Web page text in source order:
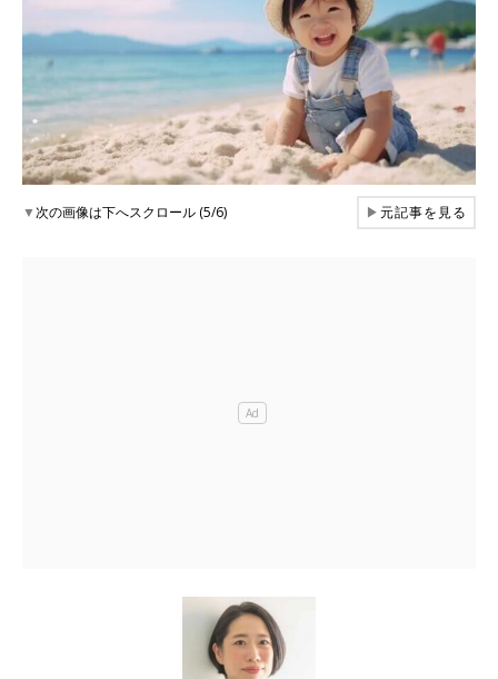
▼次の画像は下へスクロール (5/6) ▶元記事を見る